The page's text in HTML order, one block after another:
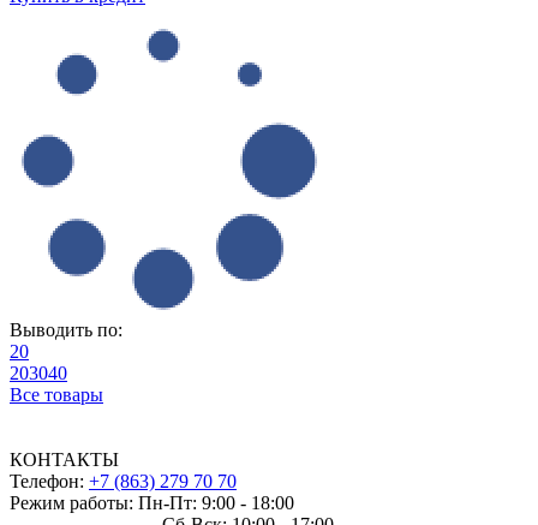
Выводить по:
20
203040
Все товары
КОНТАКТЫ
Телефон: +7 (863) 279 70 70
Режим работы: Пн-Пт: 9:00 - 18:00